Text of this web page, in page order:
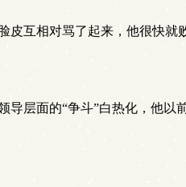
互相对骂了起来，他很快就
层面的“争斗”白热化，他以